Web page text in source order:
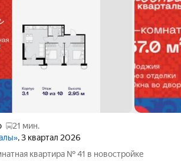
21 мин.
, 3 квартал 2026
квартира № 41 в новостройке